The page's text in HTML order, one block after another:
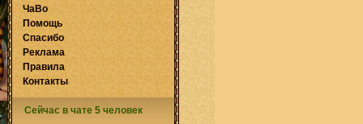
ЧаВо
Помощь
Спасибо
Реклама
Правила
Контакты
Сейчас в чате 5 человек